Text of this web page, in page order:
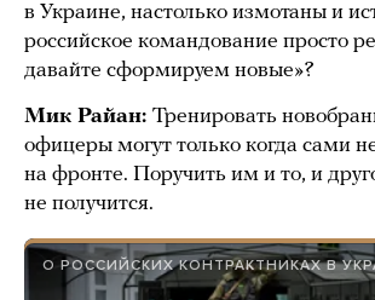
в Украине, настолько измотаны и
российское командование просто
давайте сформируем новые»?
Мик Райан: Тренировать
офицеры могут только когда сами
на фронте. Поручить им и то, и
не получится.
О РОССИЙСКИХ КОНТРАКТНИКАХ В